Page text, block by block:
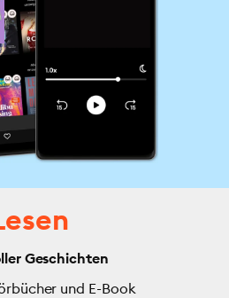
Geschichten
und E-Book